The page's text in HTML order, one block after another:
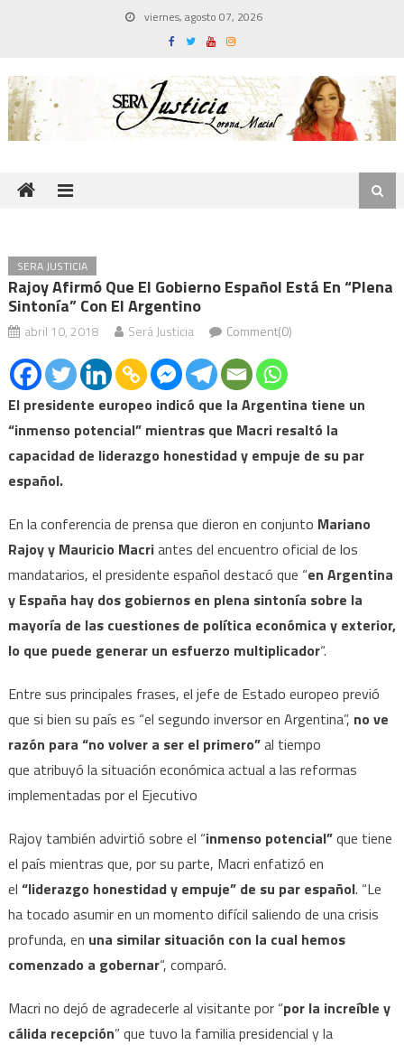
viernes, agosto 07, 2026
SERA JUSTICIA
Rajoy Afirmó Que El Gobierno Español Está En “plena
Sintonía” Con El Argentino
abril 10, 2018 Será Justicia Comment(0)
El presidente europeo indicó que la Argentina tiene un
“inmenso potencial” mientras que Macri resaltó la
capacidad de liderazgo honestidad y empuje de su par
español.
En la conferencia de prensa que dieron en conjunto Mariano
Rajoy y Mauricio Macriantes del encuentro oficial de los
mandatarios, el presidente español destacó que “en Argentina
y España hay dos gobiernos en plena sintonía sobre la
mayoría de las cuestiones de política económica y exterior,
lo que puede generar un esfuerzo multiplicador“.
Entre sus principales frases, el jefe de Estado europeo previó
que si bien su país es “el segundo inversor en Argentina”, no ve
razón para “no volver a ser el primero”al tiempo
que atribuyó la situación económica actual a las reformas
implementadas por el Ejecutivo
Rajoy también advirtió sobre el “inmenso potencial”que tiene
el país mientras que, por su parte, Macri enfatizó en
el “liderazgo honestidad y empuje” de su par español. “Le
ha tocado asumir en un momento difícil saliendo de una crisis
profunda, en una similar situación con la cual hemos
comenzado a gobernar“, comparó.
Macri no dejó de agradecerle al visitante por “por la increíble y
cálida recepción” que tuvo la familia presidencial y la